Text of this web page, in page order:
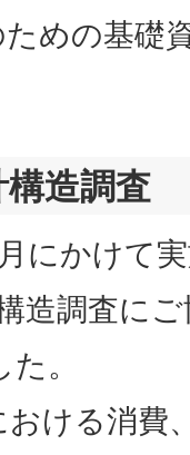
めの基礎
造調査
にかけて
造調査に
。
ける消費